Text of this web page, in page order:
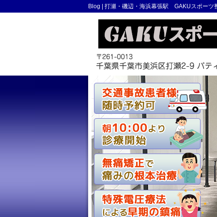
Blog | 打瀬・磯辺・海浜幕張駅 GAKUスポーツ